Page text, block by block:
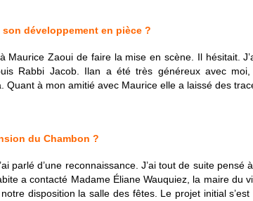
son développement en pièce ?
Maurice Zaoui de faire la mise en scène. Il hésitait.
Rabbi Jacob. Ilan a été très généreux avec
Quant à mon amitié avec Maurice elle a laissé des
du Chambon ?
parlé d’une reconnaissance. J’ai tout de suite
a contacté Madame Éliane Wauquiez, la maire du
disposition la salle des fêtes. Le projet initial